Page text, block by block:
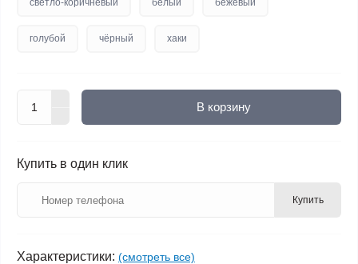
светло-коричневый белый бежевый
голубой чёрный хаки
В корзину
Купить в один клик
Купить
Характеристики: (смотреть все)